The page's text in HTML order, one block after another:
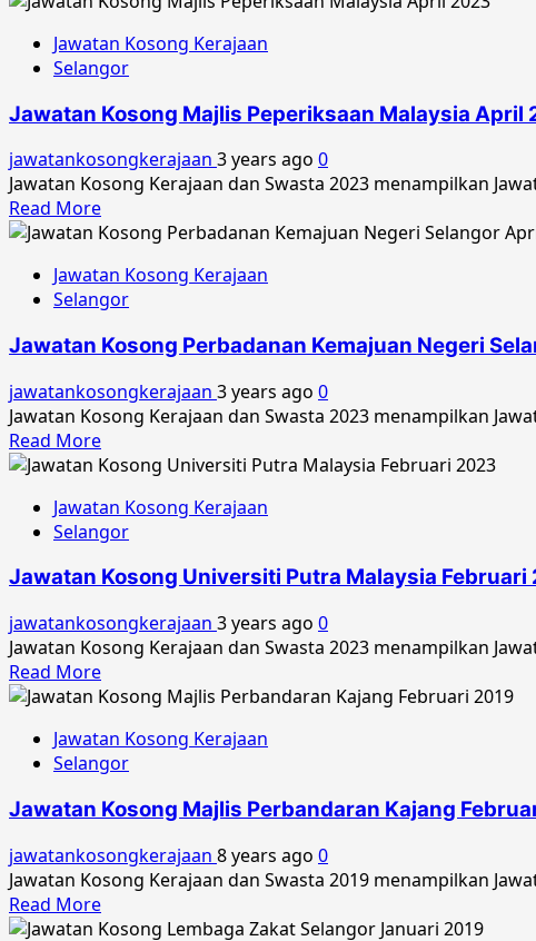
Jawatan Kosong Kerajaan
Selangor
Jawatan Kosong Majlis Peperiksaan Malaysia April
jawatankosongkerajaan 3 years ago 0
Jawatan Kosong Kerajaan dan Swasta 2023 menampilkan
Read MoreRead
more
Jawatan
Kosong
Peperiksaan
April
2023
Jawatan Kosong Kerajaan
Selangor
Jawatan Kosong Perbadanan Kemajuan Negeri
jawatankosongkerajaan 3 years ago 0
Jawatan Kosong Kerajaan dan Swasta 2023 menampilkan
Read MoreRead
more
Jawatan
Kosong
Kemajuan
Negeri
Selangor
April
2023
Jawatan Kosong Kerajaan
Selangor
Jawatan Kosong Universiti Putra Malaysia Februari
jawatankosongkerajaan 3 years ago 0
Jawatan Kosong Kerajaan dan Swasta 2023 menampilkan
Read MoreRead
more
Jawatan
Kosong
Putra
Februari
2023
Jawatan Kosong Kerajaan
Selangor
Jawatan Kosong Majlis Perbandaran Kajang
jawatankosongkerajaan 8 years ago 0
Jawatan Kosong Kerajaan dan Swasta 2019 menampilkan
Read MoreRead
more